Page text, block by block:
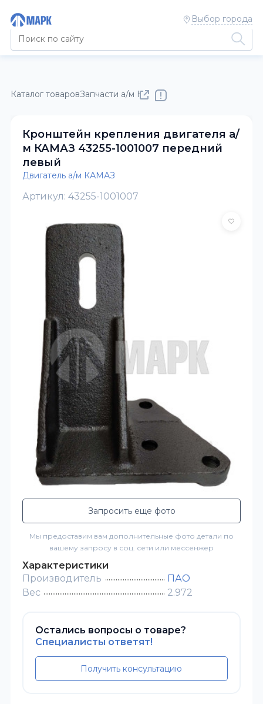
Выбор города
Каталог товаровЗапчасти а/м КАМАЗ
Кронштейн крепления двигателя а/
м КАМАЗ 43255-1001007 передний
левый
Двигатель а/м КАМАЗ
Артикул: 43255-1001007
Запросить еще фото
Мы предоставим вам дополнительные фото детали по
вашему запросу в соц. сети или мессенжер
Характеристики
Производитель
ПАО
Вес
2.972
Остались вопросы о товаре?
Специалисты ответят!
Получить консультацию